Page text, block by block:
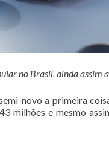
no Brasil, ainda assim
novo a primeira
milhões e mesmo